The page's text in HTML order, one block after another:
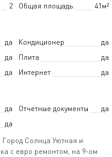
2 Общая площадь 41м²
да Кондиционер
да
да Плита
да
да Интернет да
да Отчетные документы
да
да
Солнца Уютная и
с евро ремонтом, на 9-ом